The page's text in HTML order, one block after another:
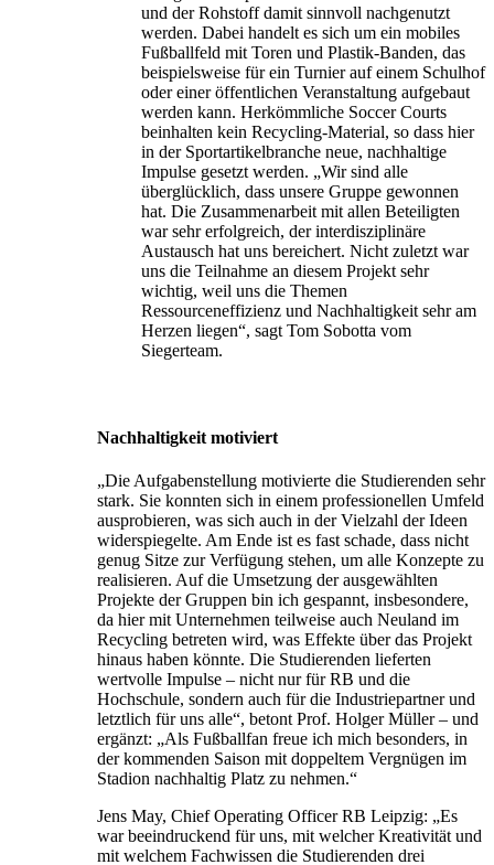
und der Rohstoff damit sinnvoll nachgenutzt
werden. Dabei handelt es sich um ein mobiles
Fußballfeld mit Toren und Plastik-Banden, das
beispielsweise für ein Turnier auf einem Schulhof
oder einer öffentlichen Veranstaltung aufgebaut
werden kann. Herkömmliche Soccer Courts
beinhalten kein Recycling-Material, so dass hier
in der Sportartikelbranche neue, nachhaltige
Impulse gesetzt werden. „Wir sind alle
überglücklich, dass unsere Gruppe gewonnen
hat. Die Zusammenarbeit mit allen Beteiligten
war sehr erfolgreich, der interdisziplinäre
Austausch hat uns bereichert. Nicht zuletzt war
uns die Teilnahme an diesem Projekt sehr
wichtig, weil uns die Themen
Ressourceneffizienz und Nachhaltigkeit sehr am
Herzen liegen“, sagt Tom Sobotta vom
Siegerteam.
Nachhaltigkeit motiviert
„Die Aufgabenstellung motivierte die Studierenden sehr
stark. Sie konnten sich in einem professionellen Umfeld
ausprobieren, was sich auch in der Vielzahl der Ideen
widerspiegelte. Am Ende ist es fast schade, dass nicht
genug Sitze zur Verfügung stehen, um alle Konzepte zu
realisieren. Auf die Umsetzung der ausgewählten
Projekte der Gruppen bin ich gespannt, insbesondere,
da hier mit Unternehmen teilweise auch Neuland im
Recycling betreten wird, was Effekte über das Projekt
hinaus haben könnte. Die Studierenden lieferten
wertvolle Impulse – nicht nur für RB und die
Hochschule, sondern auch für die Industriepartner und
letztlich für uns alle“, betont Prof. Holger Müller – und
ergänzt: „Als Fußballfan freue ich mich besonders, in
der kommenden Saison mit doppeltem Vergnügen im
Stadion nachhaltig Platz zu nehmen.“
Jens May, Chief Operating Officer RB Leipzig: „Es
war beeindruckend für uns, mit welcher Kreativität und
mit welchem Fachwissen die Studierenden drei